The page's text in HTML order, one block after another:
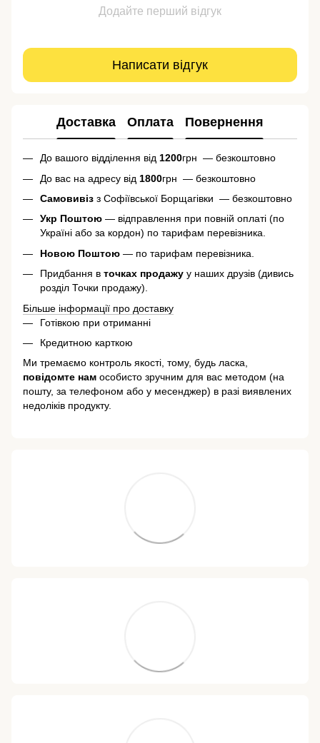
Додайте перший відгук
Написати відгук
Доставка Оплата Повернення
До вашого відділення від 1200грн — безкоштовно
До вас на адресу від 1800грн — безкоштовно
Самовивіз з Софіївської Борщагівки — безкоштовно
Укр Поштою — відправлення при повній оплаті (по
Україні або за кордон) по тарифам перевізника.
Новою Поштою — по тарифам перевізника.
Придбання в точках продажу у наших друзів (дивись
розділ Точки продажу).
Більше інформації про доставку
Готівкою при отриманні
Кредитною карткою
Ми тремаємо контроль якості, тому, будь ласка,
повідомте нам особисто зручним для вас методом (на
пошту, за телефоном або у месенджер) в разі виявлених
недоліків продукту.